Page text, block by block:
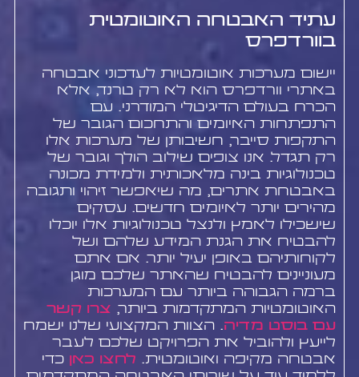
עתיד האבטחה האוטומטית
בוורדפרס
יישום מערכות אוטומטיות לעדכוני אבטחה
באתרי וורדפרס הוא לא רק טרנד, אלא
הכרח בעולם הדיגיטלי המודרני. עם
התפתחות האיומים והתחכום הגובר של
התקפות סייבר, חשיבותן של מערכות אלו
רק תגדל. אנו צופים שילוב הולך וגובר של
טכנולוגיות בינה מלאכותית ולמידת מכונה
באבטחת אתרים, מה שיאפשר זיהוי ותגובה
מהירים יותר לאיומים חדשים. עסקים
שישכילו לאמץ ולנצל טכנולוגיות אלו יוכלו
להבטיח את הגנת המידע שלהם ושל
לקוחותיהם באופן יעיל יותר. אם אתם
מעוניינים להבטיח שהאתר שלכם מוגן
ברמה הגבוהה ביותר עם המערכות
האוטומטיות המתקדמות ביותר, צרו קשר
עם בוסט מדיה. הצוות המקצועי שלנו ישמח
לייעץ ולהוביל את הפרויקט שלכם לעבר
אבטחה מקיפה ואוטומטית. לחצו כאן כדי